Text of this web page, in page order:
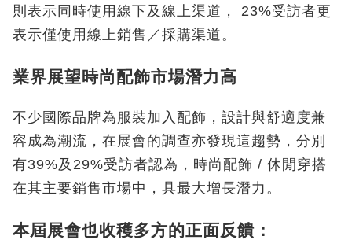
則表示同時使用線下及線上渠道， 23%受訪者更
表示僅使用線上銷售／採購渠道。
業界展望時尚配飾市場潛力高
不少國際品牌為服裝加入配飾，設計與舒適度兼
容成為潮流，在展會的調查亦發現這趨勢，分別
有39%及29%受訪者認為，時尚配飾 / 休閒穿搭
在其主要銷售市場中，具最大增長潛力。
本屆展會也收穫多方的正面反饋：